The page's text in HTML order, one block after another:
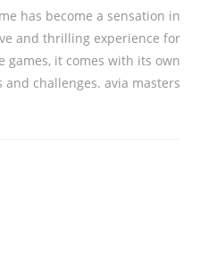
has become a sensation in
and thrilling experience for
games, it comes with its own
and challenges. avia masters.